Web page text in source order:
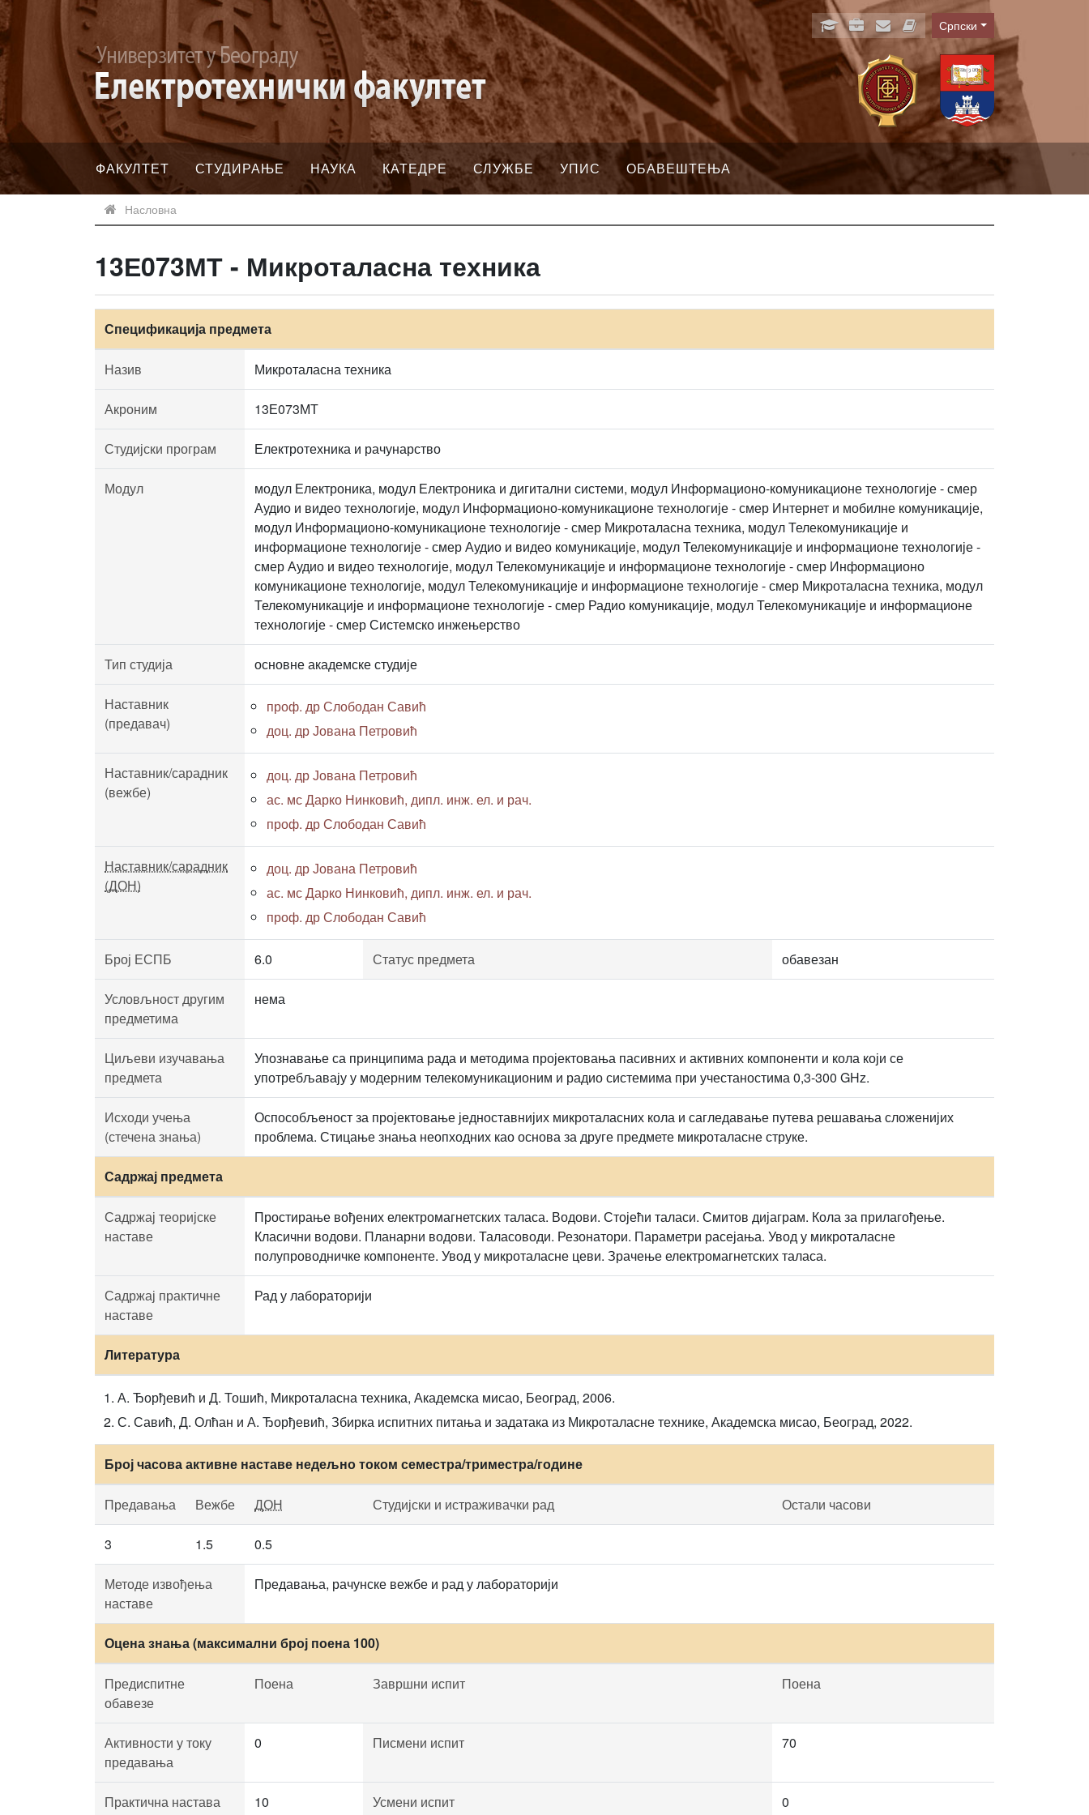
Language
Српски
ФАКУЛТЕТ СТУДИРАЊЕ НАУКА КАТЕДРЕ СЛУЖБЕ УПИС ОБАВЕШТЕЊА
Насловна
13Е073МТ - Микроталасна техника
Спецификација предмета
Назив Микроталасна техника
Акроним 13Е073МТ
Студијски програм Електротехника и рачунарство
Модул
модул Електроника, модул Електроника и дигитални системи, модул Информационо-комуникационе технологије - смер
Аудио и видео технологије, модул Информационо-комуникационе технологије - смер Интернет и мобилне комуникације,
модул Информационо-комуникационе технологије - смер Микроталасна техника, модул Телекомуникације и
информационе технологије - смер Аудио и видео комуникације, модул Телекомуникације и информационе технологије -
смер Аудио и видео технологије, модул Телекомуникације и информационе технологије - смер Информационо
комуникационе технологије, модул Телекомуникације и информационе технологије - смер Микроталасна техника, модул
Телекомуникације и информационе технологије - смер Радио комуникације, модул Телекомуникације и информационе
технологије - смер Системско инжењерство
Тип студија основне академске студије
Наставник
(предавач)
проф. др Слободан Савић
доц. др Јована Петровић
Наставник/сарадник
(вежбе)
доц. др Јована Петровић
ас. мс Дарко Нинковић, дипл. инж. ел. и рач.
проф. др Слободан Савић
Наставник/сарадник
(ДОН)
доц. др Јована Петровић
ас. мс Дарко Нинковић, дипл. инж. ел. и рач.
проф. др Слободан Савић
Број ЕСПБ 6.0 Статус предмета обавезан
Условљност другим
предметима
нема
Циљеви изучавања
предмета
Упознавање са принципима рада и методима пројектовања пасивних и активних компоненти и кола који се
употребљавају у модерним телекомуникационим и радио системима при учестаностима 0,3-300 GHz.
Исходи учења
(стечена знања)
Оспособљeност за пројектовање једноставнијих микроталасних кола и сагледавање путева решавања сложенијих
проблема. Стицање знања неопходних као основа за друге предмете микроталасне струке.
Садржај предмета
Садржај теоријске
наставе
Простирање вођених електромагнетских таласа. Водови. Стојећи таласи. Смитов дијаграм. Кола за прилагођење.
Класични водови. Планарни водови. Таласоводи. Резонатори. Параметри расејања. Увод у микроталасне
полупроводничке компоненте. Увод у микроталасне цеви. Зрачење електромагнетских таласа.
Садржај практичне
наставе
Рад у лабораторији
Литература
А. Ђорђевић и Д. Тошић, Микроталасна техника, Академска мисао, Београд, 2006.
С. Савић, Д. Олћан и А. Ђорђевић, Збирка испитних питања и задатака из Микроталасне технике, Академска мисао, Београд, 2022.
Број часова активне наставе недељно током семестра/триместра/године
Предавања Вежбе ДОН Студијски и истраживачки рад Остали часови
3 1.5 0.5
Методе извођења
наставе
Предавања, рачунске вежбе и рад у лабораторији
Оцена знања (максимални број поена 100)
Предиспитне
обавезе
Поена Завршни испит Поена
Активности у току
предавања
0 Писмени испит 70
Практична настава 10 Усмени испит 0